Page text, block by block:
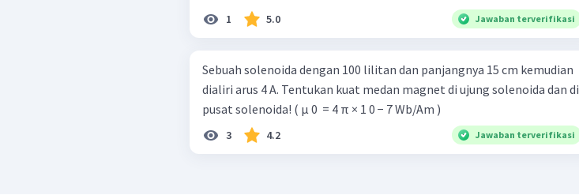
1 5.0 Jawaban terverifikasi
Sebuah solenoida dengan 100 lilitan dan panjangnya 15 cm kemudian
dialiri arus 4 A. Tentukan kuat medan magnet di ujung solenoida dan di
pusat solenoida! ( μ 0 ​ = 4 π × 1 0 − 7 Wb/Am )
3 4.2 Jawaban terverifikasi